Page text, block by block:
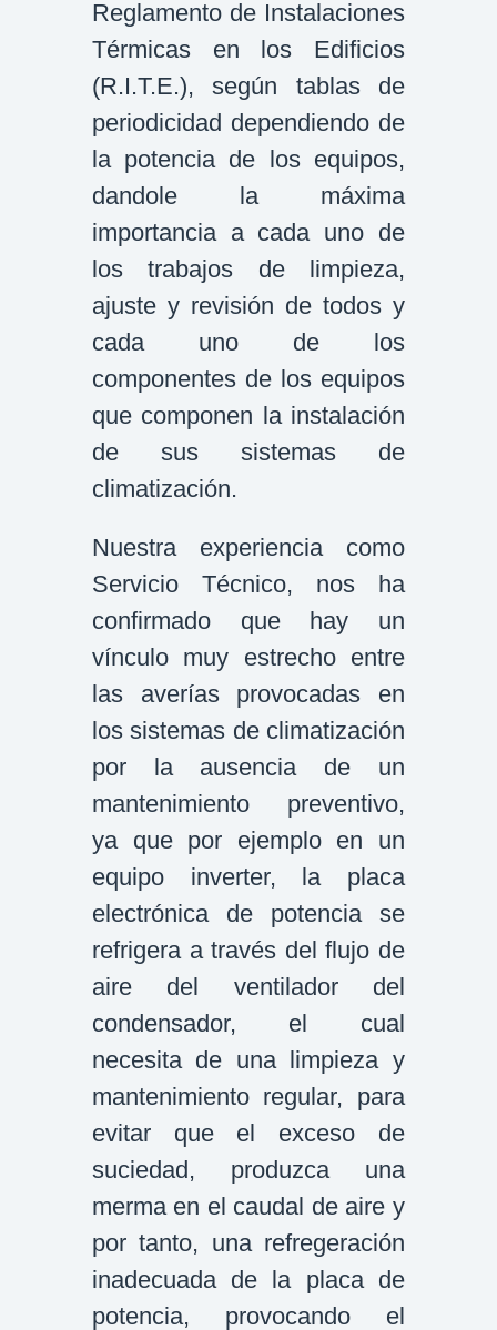
Reglamento de Instalaciones
Térmicas en los Edificios
(R.I.T.E.), según tablas de
periodicidad dependiendo de
la potencia de los equipos,
dandole la máxima
importancia a cada uno de
los trabajos de limpieza,
ajuste y revisión de todos y
cada uno de los
componentes de los equipos
que componen la instalación
de sus sistemas de
climatización.
Nuestra experiencia como
Servicio Técnico, nos ha
confirmado que hay un
vínculo muy estrecho entre
las averías provocadas en
los sistemas de climatización
por la ausencia de un
mantenimiento preventivo,
ya que por ejemplo en un
equipo inverter, la placa
electrónica de potencia se
refrigera a través del flujo de
aire del ventilador del
condensador, el cual
necesita de una limpieza y
mantenimiento regular, para
evitar que el exceso de
suciedad, produzca una
merma en el caudal de aire y
por tanto, una refregeración
inadecuada de la placa de
potencia, provocando el